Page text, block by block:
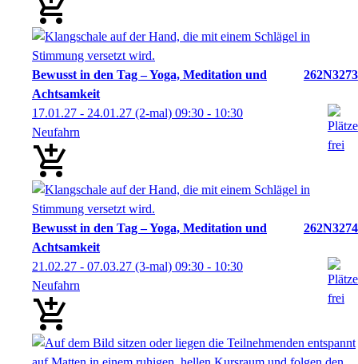
Bewusst in den Tag – Yoga, Meditation und
Achtsamkeit
262N3273
17.01.27 - 24.01.27 (2-mal) 09:30 - 10:30
Neufahrn
Bewusst in den Tag – Yoga, Meditation und
Achtsamkeit
262N3274
21.02.27 - 07.03.27 (3-mal) 09:30 - 10:30
Neufahrn